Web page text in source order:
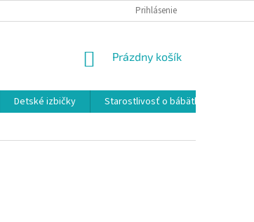
ÚDAJOV Prihlásenie
NÁKUPNÝ
Prázdny košík
Detské izbičky
Starostlivosť o bábätká a mamičky